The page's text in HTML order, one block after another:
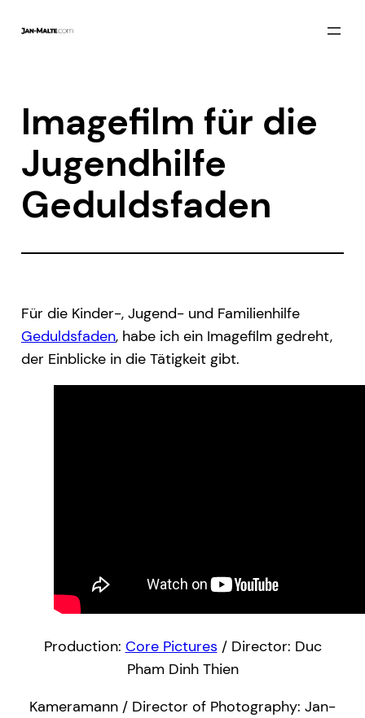
Inhalt
Imagefilm für die
Jugendhilfe
Geduldsfaden
Für die Kinder-, Jugend- und Familienhilfe
Geduldsfaden, habe ich ein Imagefilm gedreht,
der Einblicke in die Tätigkeit gibt.
Production: Core Pictures / Director: Duc
Pham Dinh Thien
Kameramann / Director of Photography: Jan-